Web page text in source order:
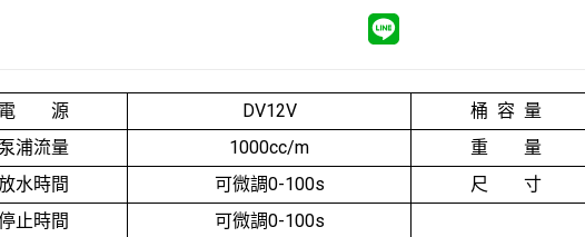
源 DV12V 桶 容 量
浦流量
1000cc/m 重 量
水時間
可微調0-100s 尺 寸
止時間
可微調0-100s